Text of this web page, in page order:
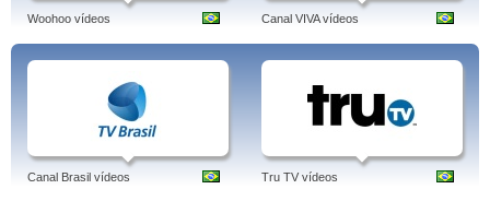
Woohoo vídeos Canal VIVA vídeos
Canal Brasil vídeos Tru TV vídeos